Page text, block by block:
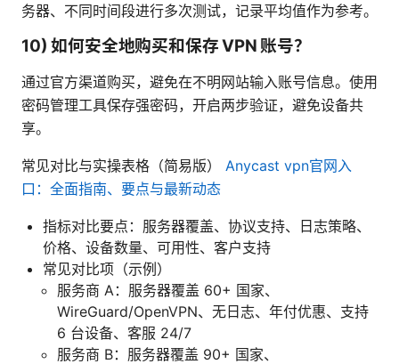
务器、不同时间段进行多次测试，记录平均值作为参考。
10) 如何安全地购买和保存 VPN 账号？
通过官方渠道购买，避免在不明网站输入账号信息。使用
密码管理工具保存强密码，开启两步验证，避免设备共
享。
常见对比与实操表格（简易版） Anycast vpn官网入
口：全面指南、要点与最新动态
指标对比要点：服务器覆盖、协议支持、日志策略、
价格、设备数量、可用性、客户支持
常见对比项（示例）
服务商 A：服务器覆盖 60+ 国家、
WireGuard/OpenVPN、无日志、年付优惠、支持
6 台设备、客服 24/7
服务商 B：服务器覆盖 90+ 国家、